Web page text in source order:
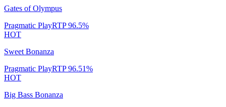
Gates of Olympus
Pragmatic PlayRTP96.5%
HOT
Sweet Bonanza
Pragmatic PlayRTP96.51%
HOT
Big Bass Bonanza